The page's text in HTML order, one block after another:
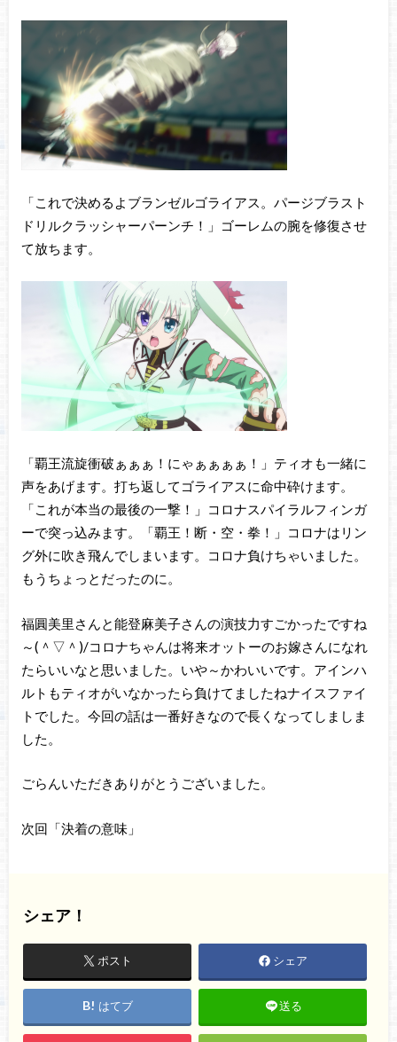
「これで決めるよブランゼルゴライアス。パージブラスト
ドリルクラッシャーパーンチ！」ゴーレムの腕を修復させ
て放ちます。
「覇王流旋衝破ぁぁぁ！にゃぁぁぁぁ！」ティオも一緒に
声をあげます。打ち返してゴライアスに命中砕けます。
「これが本当の最後の一撃！」コロナスパイラルフィンガ
ーで突っ込みます。「覇王！断・空・拳！」コロナはリン
グ外に吹き飛んでしまいます。コロナ負けちゃいました。
もうちょっとだったのに。
福圓美里さんと能登麻美子さんの演技力すごかったですね
～(＾▽＾)/コロナちゃんは将来オットーのお嫁さんになれ
たらいいなと思いました。いや～かわいいです。アインハ
ルトもティオがいなかったら負けてましたねナイスファイ
トでした。今回の話は一番好きなので長くなってしましま
した。
ごらんいただきありがとうございました。
次回「決着の意味」
シェア！
ポスト シェア
はてブ 送る